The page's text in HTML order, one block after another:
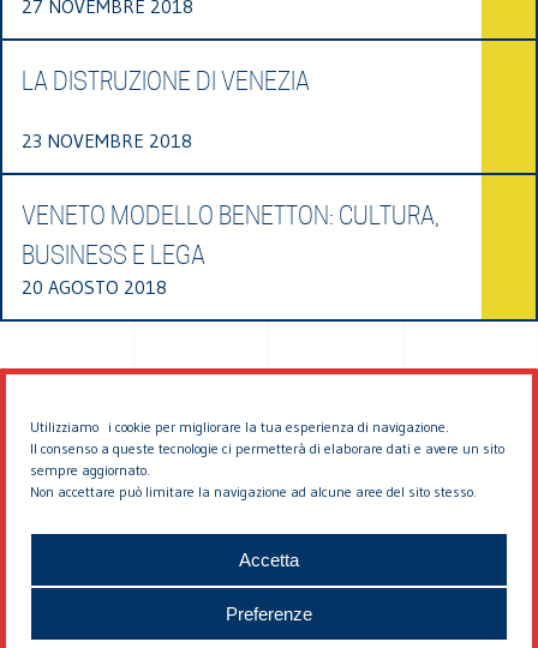
Utilizziamo i cookie per migliorare la tua esperienza di navigazione.
Il consenso a queste tecnologie ci permetterà di elaborare dati e avere un sito
sempre aggiornato.
Non accettare può limitare la navigazione ad alcune aree del sito stesso.
Accetta
Preferenze
27 NOVEMBRE 2018
LA DISTRUZIONE DI VENEZIA
23 NOVEMBRE 2018
VENETO MODELLO BENETTON: CULTURA,
BUSINESS E LEGA
20 AGOSTO 2018
© 2026 EDDYBURG